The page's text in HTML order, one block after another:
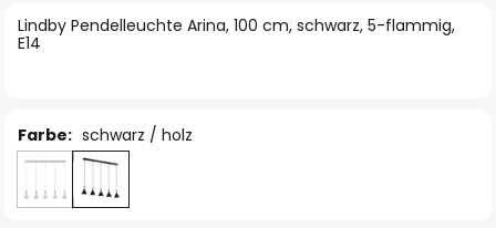
Lindby Pendelleuchte Arina, 100 cm, schwarz, 5-flammig,
E14
Farbe: schwarz / holz